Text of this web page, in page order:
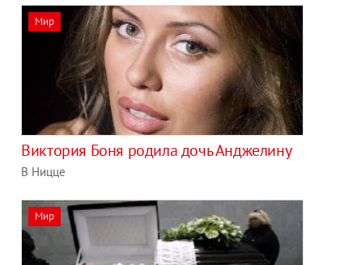
Мир
Виктория Боня родила дочь Анджелину
В Ницце
Мир